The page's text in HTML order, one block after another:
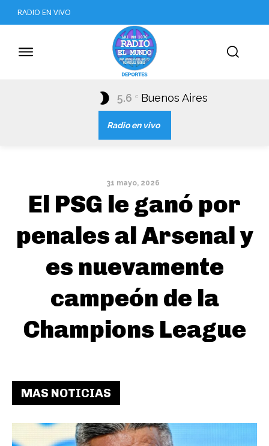
RADIO EN VIVO
5.6 C Buenos Aires
Radio en vivo
31 mayo, 2026
El PSG le ganó por
penales al Arsenal y
es nuevamente
campeón de la
Champions League
MAS NOTICIAS